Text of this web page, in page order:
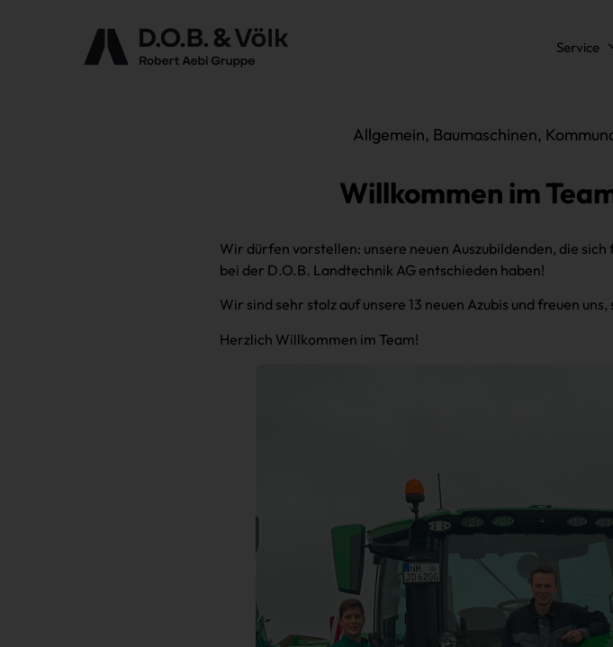
Service
Allgemein, Baumaschinen,
Willkommen im
Wir dürfen vorstellen: unsere neuen Auszubildenden, die
bei der D.O.B. Landtechnik AG entschieden haben!
Wir sind sehr stolz auf unsere 13 neuen Azubis und freuen
Herzlich Willkommen im Team!